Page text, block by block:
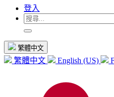
登入
繁體中文
繁體中文 English (US)